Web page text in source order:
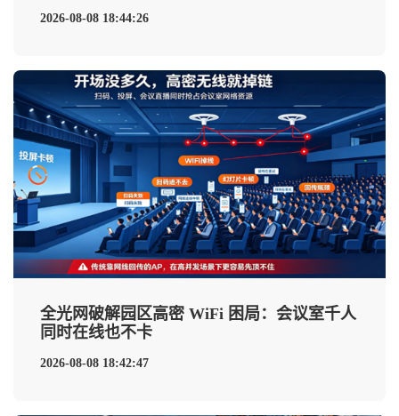
2026-08-08 18:44:26
全光网破解园区高密 WiFi 困局：会议室千人
同时在线也不卡
2026-08-08 18:42:47